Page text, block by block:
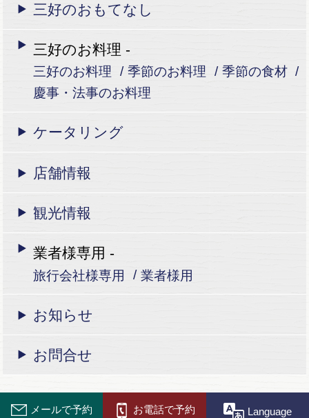
三好のおもてなし
三好のお料理 -
三好のお料理 季節のお料理
季節の食材
慶事・法事のお料理
ケータリング
店舗情報
観光情報
業者様専用 -
旅行会社様専用 業者様用
お知らせ
お問合せ
Tenryuzen Miyoshi. All Rights Reserved.
メールで予約 お電話で予約 Language